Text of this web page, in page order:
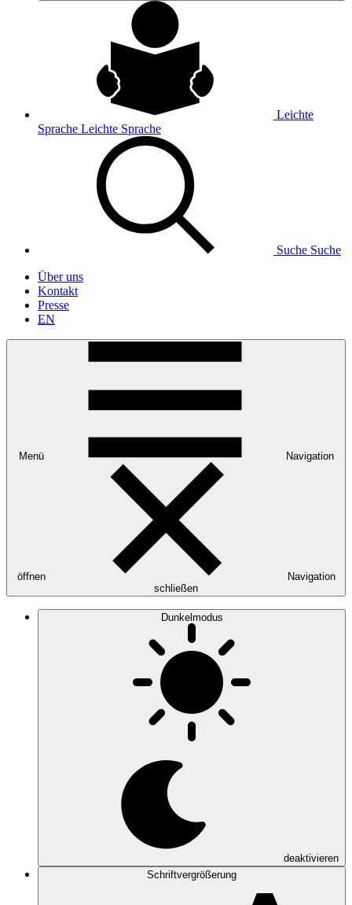
Leichte
Sprache Leichte Sprache
Suche Suche
Über uns
Kontakt
Presse
EN
Menü Navigation
öffnen
Navigation
schließen
Dunkelmodus
deaktivieren
Schriftvergrößerung